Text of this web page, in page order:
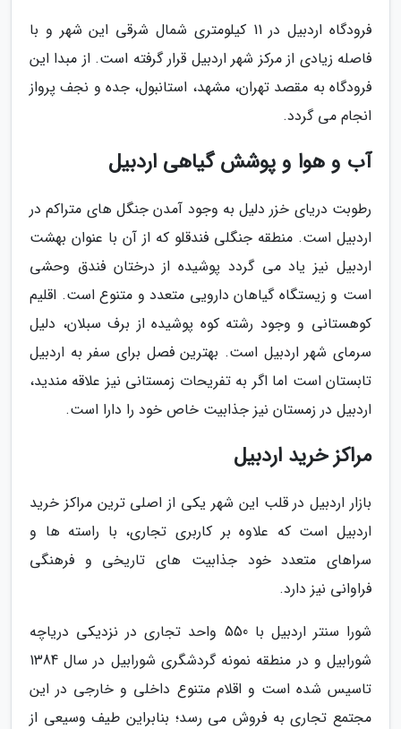
فرودگاه اردبیل در 11 کیلومتری شمال شرقی این شهر و با
فاصله زیادی از مرکز شهر اردبیل قرار گرفته است. از مبدا این
فرودگاه به مقصد تهران، مشهد، استانبول، جده و نجف پرواز
انجام می گردد.
آب و هوا و پوشش گیاهی اردبیل
رطوبت دریای خزر دلیل به وجود آمدن جنگل های متراکم در
اردبیل است. منطقه جنگلی فندقلو که از آن با عنوان بهشت
اردبیل نیز یاد می گردد پوشیده از درختان فندق وحشی
است و زیستگاه گیاهان دارویی متعدد و متنوع است. اقلیم
کوهستانی و وجود رشته کوه پوشیده از برف سبلان، دلیل
سرمای شهر اردبیل است. بهترین فصل برای سفر به اردبیل
تابستان است اما اگر به تفریحات زمستانی نیز علاقه مندید،
اردبیل در زمستان نیز جذابیت خاص خود را دارا است.
مراکز خرید اردبیل
بازار اردبیل در قلب این شهر یکی از اصلی ترین مراکز خرید
اردبیل است که علاوه بر کاربری تجاری، با راسته ها و
سراهای متعدد خود جذابیت های تاریخی و فرهنگی
فراوانی نیز دارد.
شورا سنتر اردبیل با 550 واحد تجاری در نزدیکی دریاچه
شورابیل و در منطقه نمونه گردشگری شورابیل در سال 1384
تاسیس شده است و اقلام متنوع داخلی و خارجی در این
مجتمع تجاری به فروش می رسد؛ بنابراین طیف وسیعی از